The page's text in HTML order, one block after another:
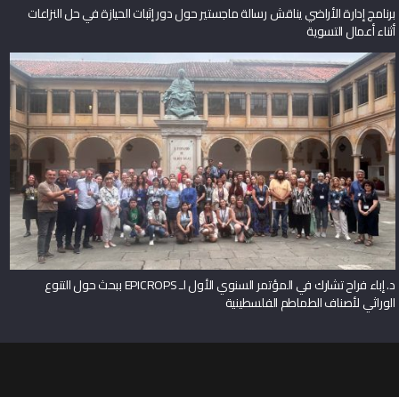
برنامج إدارة الأراضي يناقش رسالة ماجستير حول دور إثبات الحيازة في حل النزاعات
أثناء أعمال التسوية
د. إباء فراح تشارك في المؤتمر السنوي الأول لـ EPICROPS ببحث حول التنوع
الوراثي لأصناف الطماطم الفلسطينية